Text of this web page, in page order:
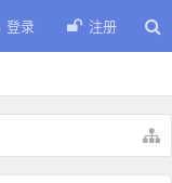
登录 注册